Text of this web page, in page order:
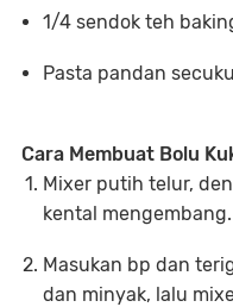
1/4 sendok teh
Pasta pandan
Cara Membuat Bolu
Mixer putih telur,
kental mengembang.
Masukan bp dan
dan minyak, lalu